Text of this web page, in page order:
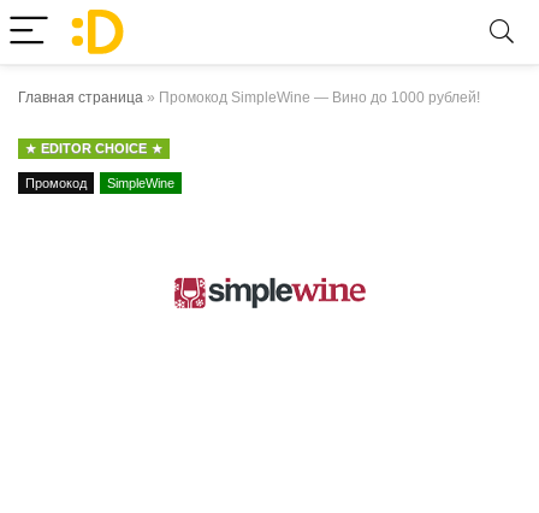
Главная страница » Промокод SimpleWine — Вино до 1000 рублей!
EDITOR CHOICE
Промокод SimpleWine